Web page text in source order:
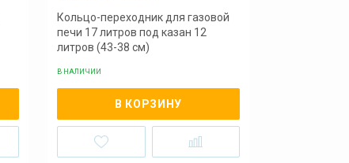
Кольцо-переходник для газовой
печи 17 литров под казан 12
литров (43-38 см)
В НАЛИЧИИ
В КОРЗИНУ